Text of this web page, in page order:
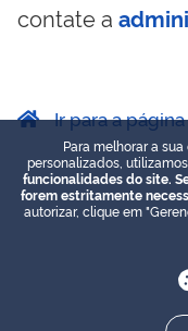
contate a
Ir para a
Para melhorar a
personalizados,
funcionalidades do site.
forem estritamente
autorizar, clique em